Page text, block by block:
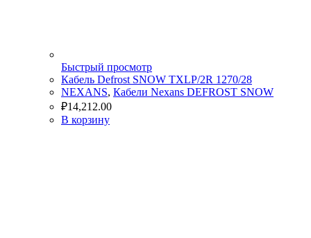
Быстрый просмотр
Кабель Defrost SNOW TXLP/2R 1270/28
NEXANS, Кабели Nexans DEFROST SNOW
₽14,212.00
В корзину